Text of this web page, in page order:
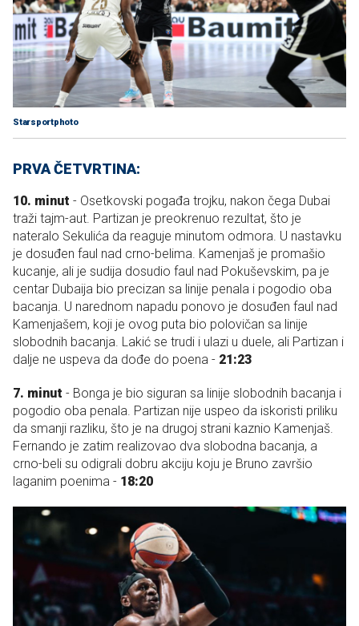
Starsportphoto
PRVA ČETVRTINA:
10. minut - Osetkovski pogađa trojku, nakon čega Dubai
traži tajm-aut. Partizan je preokrenuo rezultat, što je
nateralo Sekulića da reaguje minutom odmora. U nastavku
je dosuđen faul nad crno-belima. Kamenjaš je promašio
kucanje, ali je sudija dosudio faul nad Pokuševskim, pa je
centar Dubaija bio precizan sa linije penala i pogodio oba
bacanja. U narednom napadu ponovo je dosuđen faul nad
Kamenjašem, koji je ovog puta bio polovičan sa linije
slobodnih bacanja. Lakić se trudi i ulazi u duele, ali Partizan i
dalje ne uspeva da dođe do poena - 21:23
7. minut - Bonga je bio siguran sa linije slobodnih bacanja i
pogodio oba penala. Partizan nije uspeo da iskoristi priliku
da smanji razliku, što je na drugoj strani kaznio Kamenjaš.
Fernando je zatim realizovao dva slobodna bacanja, a
crno-beli su odigrali dobru akciju koju je Bruno završio
laganim poenima - 18:20